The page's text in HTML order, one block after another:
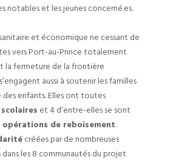
notables et les jeunes concerné.es.
et économique ne cessant de
vers Port-au-Prince totalement
la fermeture de la frontière
aussi à soutenir les familles
des enfants. Elles ont toutes
et 4 d’entre-elles se sont
de reboisement.
créées par de nombreuses
les 8 communautés du projet